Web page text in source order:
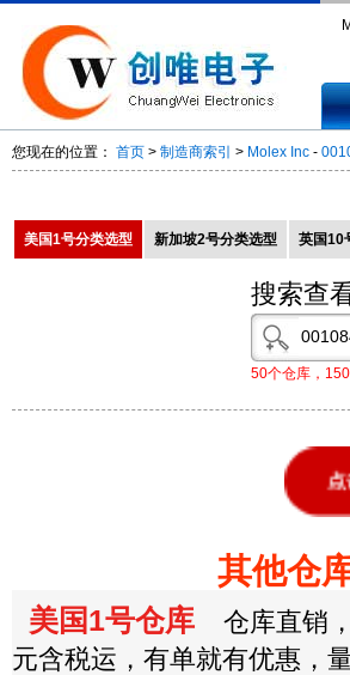
您现在的位置： 首页 > 制造商索引 > Molex Inc -
美国1号分类选型 新加坡2号分类选型 英国10
搜索查
50个仓库，
其他仓
美国1号仓库 仓库直销
元含税运，有单就有优惠，